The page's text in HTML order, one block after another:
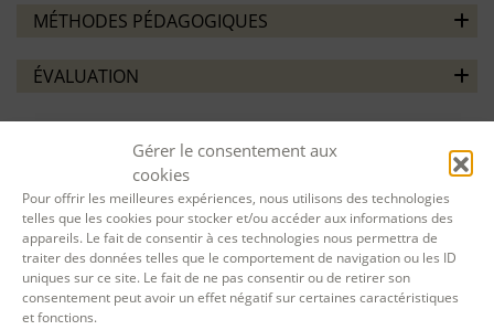
Gérer le consentement aux
cookies
Pour offrir les meilleures expériences, nous utilisons des technologies
telles que les cookies pour stocker et/ou accéder aux informations des
appareils. Le fait de consentir à ces technologies nous permettra de
traiter des données telles que le comportement de navigation ou les ID
uniques sur ce site. Le fait de ne pas consentir ou de retirer son
consentement peut avoir un effet négatif sur certaines caractéristiques
et fonctions.
MÉTHODES PÉDAGOGIQUES
ÉVALUATION
VOTRE SESSION :
L'atelier des 5 sensdu24 Mar. 2025au
Avr. 2025